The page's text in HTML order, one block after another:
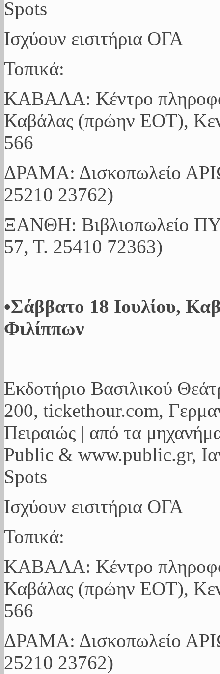
Spots
Ισχύουν εισιτήρια ΟΓΑ
Τοπικά:
ΚΑΒΑΛΑ: Κέντρο
Καβάλας (πρώην ΕΟΤ),
566
ΔΡΑΜΑ: Δισκοπωλείο
25210 23762)
ΞΑΝΘΗ: Βιβλιοπωλείο
57, Τ. 25410 72363)
•Σάββατο 18 Ιουλίου,
Φιλίππων
Εκδοτήριο Βασιλικού
200, tickethour.com,
Πειραιώς | από τα
Public & www.public.gr,
Spots
Ισχύουν εισιτήρια ΟΓΑ
Τοπικά:
ΚΑΒΑΛΑ: Κέντρο
Καβάλας (πρώην ΕΟΤ),
566
ΔΡΑΜΑ: Δισκοπωλείο
25210 23762)